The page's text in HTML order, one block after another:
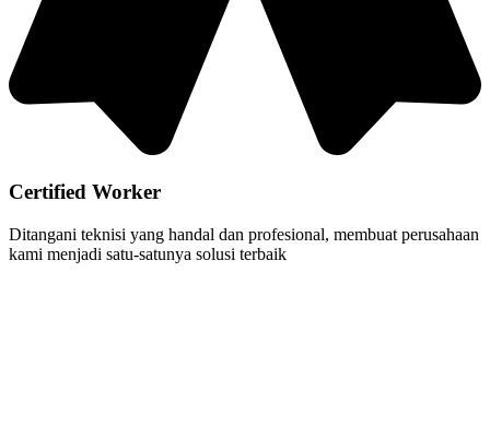
Certified Worker
Ditangani teknisi yang handal dan profesional, membuat perusahaan
kami menjadi satu-satunya solusi terbaik